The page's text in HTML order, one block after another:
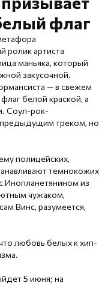
флаг
артиста
маньяка, который
закусочной.
— в свежем
белой краской, а
Соул-рок-
предыдущим треком, но
полицейских,
темнокожих
Инопланетянином из
чужаком,
Винс, разумеется,
любовь белых к хип-
5 июня; на